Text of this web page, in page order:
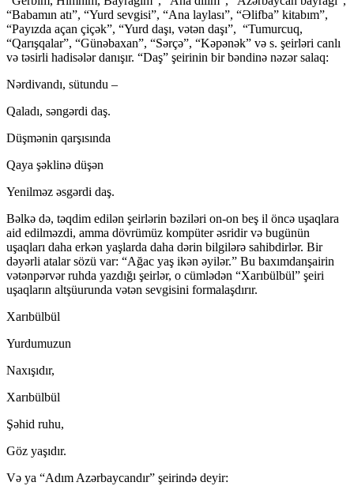
“Babamın atı”, “Yurd sevgisi”, “Ana laylası”, “Əlifba” kitabım”,
“Payızda açan çiçək”, “Yurd daşı, vətən daşı”, “Tumurcuq,
“Qarışqalar”, “Günəbахаn”, “Sərçə”, “Kəpənək” və s. şeirləri canlı
və təsirli hadisələr danışır. “Daş” şeirinin bir bəndinə nəzər salaq:
Nərdivаndı, sütundu –
Qаlаdı, səngərdi dаş.
Düşmənin qаrşısındа
Qаyа şəklinə düşən
Yenilməz əsgərdi dаş.
Bəlkə də, təqdim edilən şeirlərin bəziləri on-on beş il öncə uşaqlara
aid edilməzdi, amma dövrümüz kompüter əsridir və bugünün
uşaqları daha erkən yaşlarda daha dərin bilgilərə sahibdirlər. Bir
dəyərli atalar sözü var: “Ağac yaş ikən əyilər.” Bu baxımdanşairin
vətənpərvər ruhda yazdığı şeirlər, o cümlədən “Xarıbülbül” şeiri
uşaqların altşüurunda vətən sevgisini formalaşdırır.
Xarıbülbül
Yurdumuzun
Naxışıdır,
Xarıbülbül
Şəhid ruhu,
Göz yaşıdır.
Və ya “Adım Azərbaycandır” şeirində deyir: